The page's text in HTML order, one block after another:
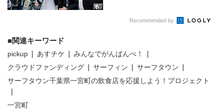
Recommended by
関連キーワード
pickup あすチケ
みんなでがんばんべ！
クラウドファンディング
サーフィン
サーフタウン
サーフタウン千葉県一宮町の飲食店を応援しよう！プロジェクト
一宮町